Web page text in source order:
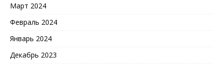
Март 2024
Февраль 2024
Январь 2024
Декабрь 2023